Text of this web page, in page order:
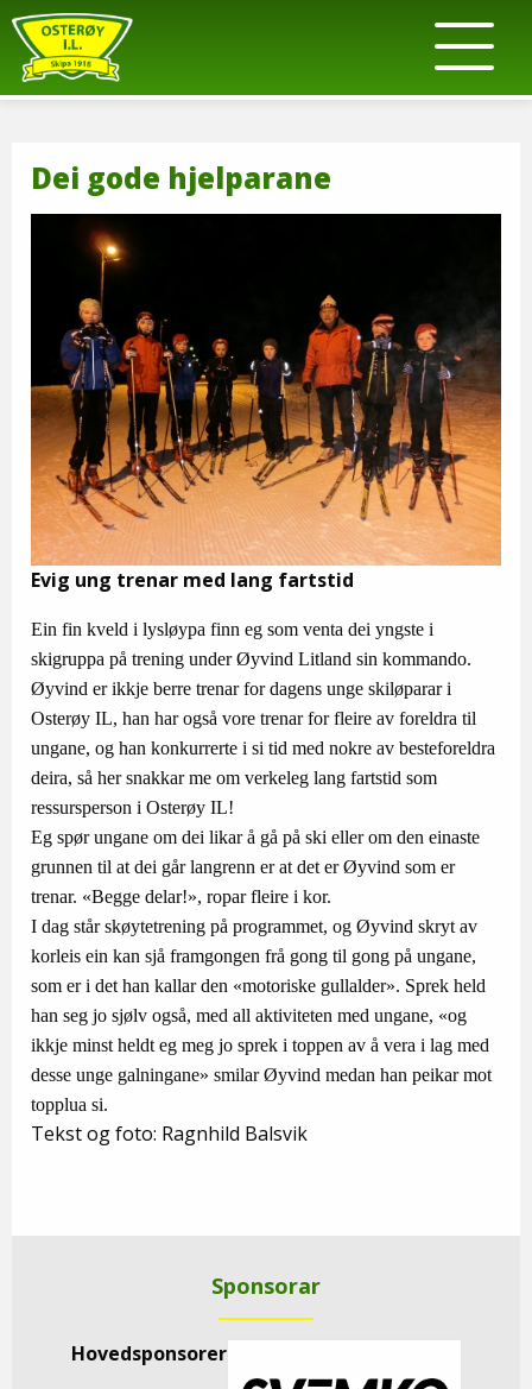
Dei gode hjelparane
Evig ung trenar med lang fartstid
Ein fin kveld i lysløypa finn eg som venta dei yngste i
skigruppa på trening under Øyvind Litland sin kommando.
Øyvind er ikkje berre trenar for dagens unge skiløparar i
Osterøy IL, han har også vore trenar for fleire av foreldra til
ungane, og han konkurrerte i si tid med nokre av besteforeldra
deira, så her snakkar me om verkeleg lang fartstid som
ressursperson i Osterøy IL!
Eg spør ungane om dei likar å gå på ski eller om den einaste
grunnen til at dei går langrenn er at det er Øyvind som er
trenar. «Begge delar!», ropar fleire i kor.
I dag står skøytetrening på programmet, og Øyvind skryt av
korleis ein kan sjå framgongen frå gong til gong på ungane,
som er i det han kallar den «motoriske gullalder». Sprek held
han seg jo sjølv også, med all aktiviteten med ungane, «og
ikkje minst heldt eg meg jo sprek i toppen av å vera i lag med
desse unge galningane» smilar Øyvind medan han peikar mot
topplua si.
Tekst og foto: Ragnhild Balsvik
Sponsorar
Hovedsponsorer